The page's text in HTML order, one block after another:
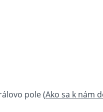
pole (Ako sa k nám